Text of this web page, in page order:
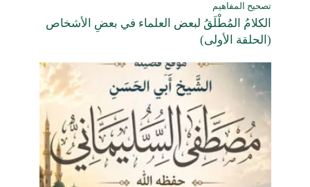
تصحيح المفاهيم
الكلامُ المُطْلَقُ لبعض العلماء في بعضِ الأشخاص
(الحلقة الأولى)